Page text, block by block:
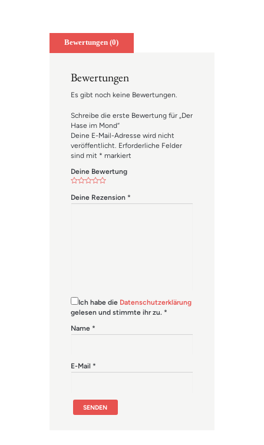
Bewertungen (0)
Bewertungen
Es gibt noch keine Bewertungen.
Schreibe die erste Bewertung für „Der
Hase im Mond“
Deine E-Mail-Adresse wird nicht
veröffentlicht. Erforderliche Felder
sind mit * markiert
Deine Bewertung
Deine Rezension *
Ich habe die Datenschutzerklärung
gelesen und stimmte ihr zu. *
Name *
E-Mail *